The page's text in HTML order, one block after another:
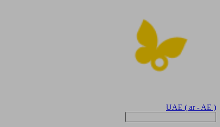
UAE ( ar - AE )